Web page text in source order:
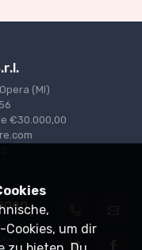
(MI)
€30.000,00
um dir